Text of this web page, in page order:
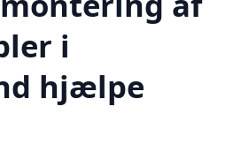
i
hjælpe